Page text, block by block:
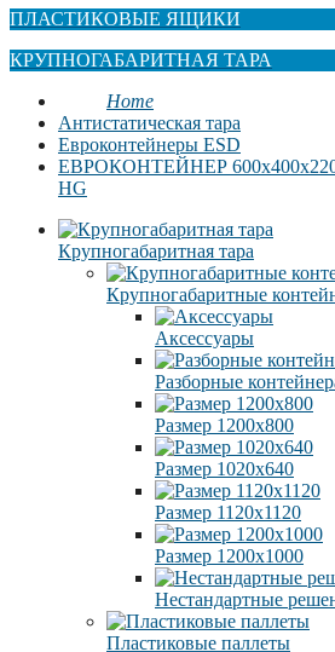
ПЛАСТИКОВЫЕ ЯЩИКИ
КРУПНОГАБАРИТНАЯ ТАРА
Home
Антистатическая тара
Eвроконтейнеры ЕSD
EВРОКОНТЕЙНЕР 600x400x220
HG
Крупногабаритная тара
Крупногабаритные
Аксессуары
Разборные
Размер 1200х800
Размер 1020х640
Размер 1120х1120
Размер 1200х1000
Нестандартные
Пластиковые паллеты